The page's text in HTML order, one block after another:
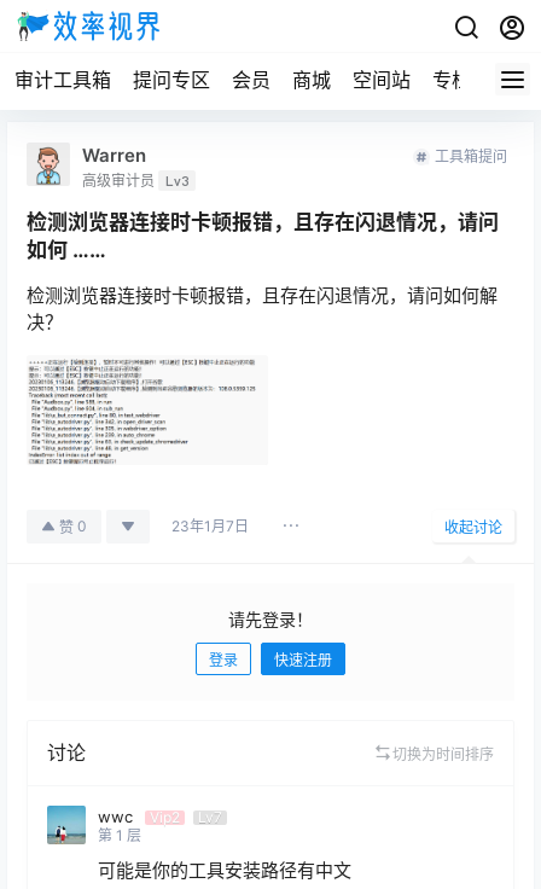
审计工具箱 提问专区 会员 商城 空间站 专栏
Warren
高级审计员 Lv3
工具箱提问
检测浏览器连接时卡顿报错，且存在闪退情况，请问
如何 ……
检测浏览器连接时卡顿报错，且存在闪退情况，请问如何解
决？
赞 0 23年1月7日 收起讨论
请先登录！
登录 快速注册
讨论 切换为时间排序
wwc Vip2
Lv7
第 1 层
可能是你的工具安装路径有中文